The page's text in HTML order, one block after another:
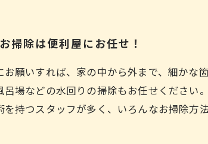
掃除は便利屋にお任せ！
お願いすれば、家の中から外まで、細かな
呂場などの水回りの掃除もお任せください
を持つスタッフが多く、いろんなお掃除方